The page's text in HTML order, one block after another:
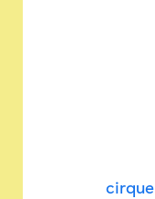
cirque